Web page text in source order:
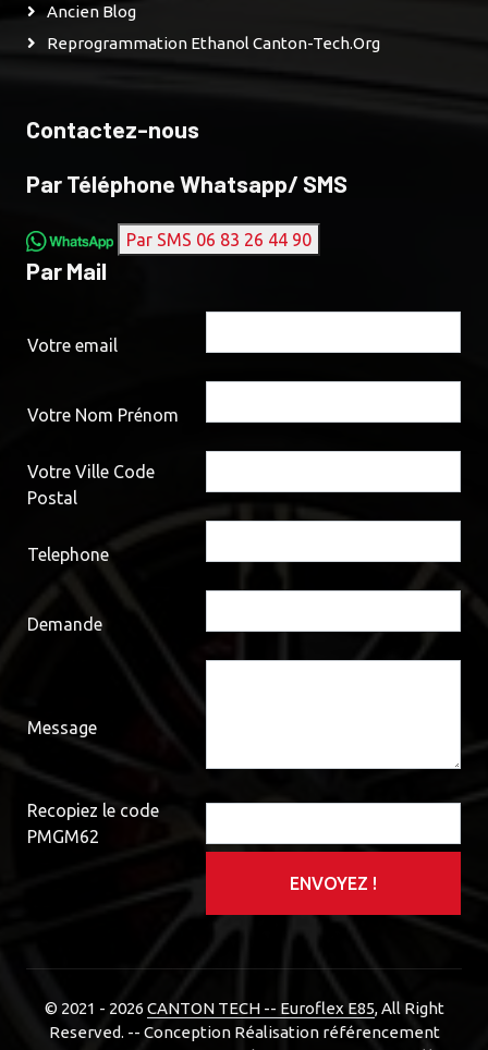
Ancien Blog
Reprogrammation Ethanol Canton-Tech.org
Contactez-nous
Par Téléphone Whatsapp/ SMS
Par SMS 06 83 26 44 90
Par Mail
Votre email
Votre Nom Prénom
Votre Ville Code
Postal
Telephone
Demande
Message
Recopiez le code
PMGM62
ENVOYEZ !
© 2021 - 2026 CANTON TECH -- Euroflex E85, All Right
Reserved. -- Conception Réalisation référencement